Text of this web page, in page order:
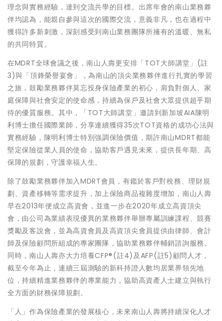
理念與實務經驗，達到交流共學的目標。出席年會的南山業務夥
伴均認為，能親自參與這次的國際交流，意義非凡，也在過程中
獲得許多新刺激，深刻感受到南山業務團隊所擁有的溫暖、無私
的共同特質。
在MDRT全球會議之後，南山人壽更安排「TOT大師講堂」(註
3)與「頂鋒榮譽宴會」，為南山的頂尖業務夥伴進行扎實的學習
之旅，鼓勵業務夥伴莫忘投身保險產業的初心，肩負對個人、家
庭保障與社會安定的使命感，持續為保戶及社會大眾提供超乎期
待的優質服務。其中，「TOT大師講堂」邀請到新加坡AIA陳明
利博士擔任國際業師，分享連續獲得35次TOT資格的成功心法與
實務經驗，陳明利博士特別強調保險價值，期許南山MDRT都能
堅定保險從業人員的使命，協助客戶遇見未來，提供長年期、高
保障的規劃，守護幸福人生。
除了鼓勵業務夥伴加入MDRT會員，有鑑於客戶對稅務、理財規
劃、資產移轉等需求提升，加上保險商品複雜度增加，南山人壽
早在2013年便成立高資會，並進一步在2020年成立高資頂尖
會，由公司為業績表現優異的業務夥伴舉辦專屬訓練課程、競賽
獎勵及客說會，並為高資會員及高資頂尖會員提供由律師、會計
師及保險顧問所組成的專家團隊，協助業務夥伴輔銷諮詢服務。
同時，南山人壽亦大力培養CFP®(註4)及AFP(註5)顧問人才，
截至今年為止，連續三屆測驗的新科持證人數均居業界領先地
位，持續精進業務夥伴的專業能力，協助高資產人士建立與執行
全方面的財務保障規劃。
「人」作為保險產業的發展核心，未來南山人壽將持續深化人才